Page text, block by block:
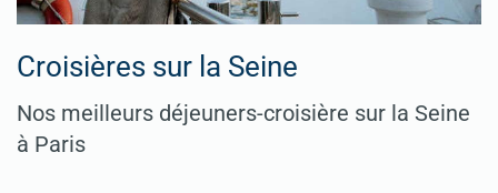
Croisières sur la Seine
Nos meilleurs déjeuners-croisière sur la Seine
à Paris